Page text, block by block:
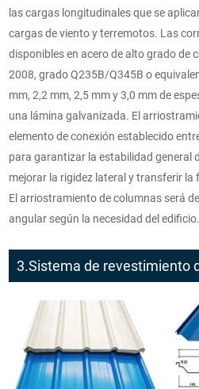
las cargas longitudinales que se
cargas de viento y terremotos. Las
disponibles en acero de alto grado de
2008, grado Q235B/Q345B o
mm, 2,2 mm, 2,5 mm y 3,0 mm de
una lámina galvanizada. El
elemento de conexión establecido
para garantizar la estabilidad general
mejorar la rigidez lateral y transferir
El arriostramiento de columnas será
angular según la necesidad del edificio.
3.Sistema de revestimiento